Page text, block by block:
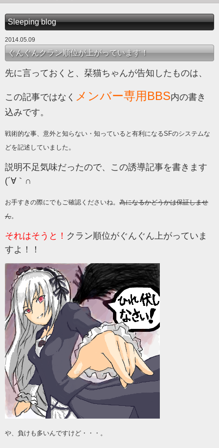
Sleeping blog
2014.05.09
ぐんぐんクラン順位が上がっています！
先に言っておくと、栞猫ちゃんが告知したものは、
この記事ではなく メンバー専用BBS内の書き
込みです。
戦術的な事、意外と知らない・知っていると有利になるSFのシステムな
どを記述していました。
説明不足気味だったので、この誘導記事を書きます
(´∀｀∩
お手すきの際にでもご確認くださいね。 為になるかどうかは保証しませ
ん。
それはそうと！ クラン順位がぐんぐん上がっていま
すよ！！
や、負けも多いんですけど・・・。